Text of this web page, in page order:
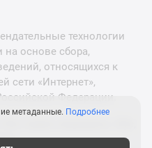
технологии
основе сбора,
относящихся к
сети «Интернет»,
Федерации.
метаданные. Подробнее